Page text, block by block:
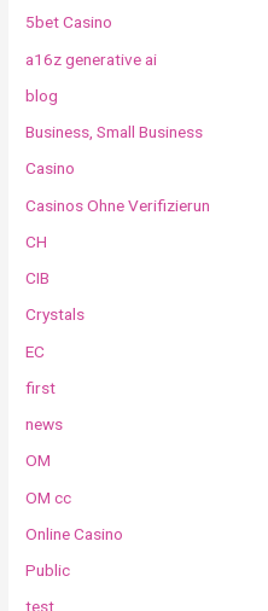
5bet Casino
a16z generative ai
blog
Business, Small Business
Casino
Casinos Ohne Verifizierun
CH
CIB
Crystals
EC
first
news
OM
OM cc
Online Casino
Public
test